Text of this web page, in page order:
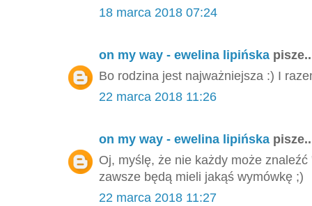
18 marca 2018 07:24
on my way - ewelina lipińska
Bo rodzina jest najważniejsza :) I
22 marca 2018 11:26
on my way - ewelina lipińska
Oj, myślę, że nie każdy może
zawsze będą mieli jakąś wymówkę ;)
22 marca 2018 11:27